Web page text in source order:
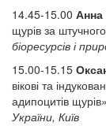
14.45-15.00 Анна
щурів за штучного
біоресурсів і
15.00-15.15
вікові та
адипоцитів щурів»
України, Київ